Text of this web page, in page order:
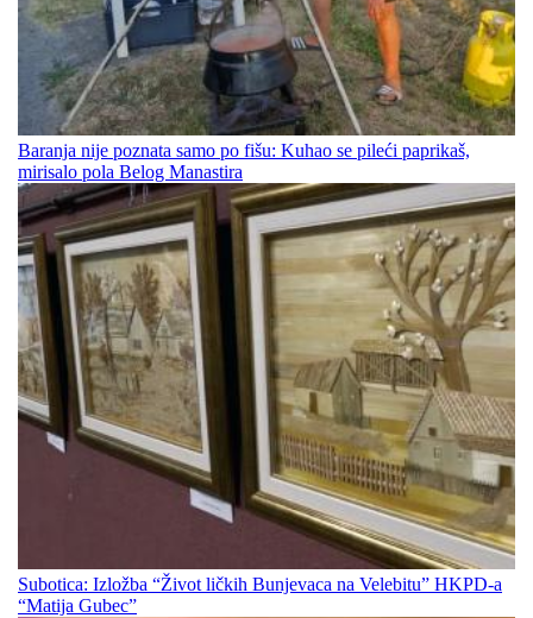
Baranja nije poznata samo po fišu: Kuhao se pileći paprikaš,
mirisalo pola Belog Manastira
Subotica: Izložba “Život ličkih Bunjevaca na Velebitu” HKPD-a
“Matija Gubec”